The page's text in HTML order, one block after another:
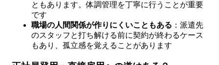
ともあります。体調管理を丁寧に行うことが重要
です
職場の人間関係が作りにくいこともある ：派遣先
のスタッフと打ち解ける前に契約が終わるケース
もあり、孤立感を覚えることがあります